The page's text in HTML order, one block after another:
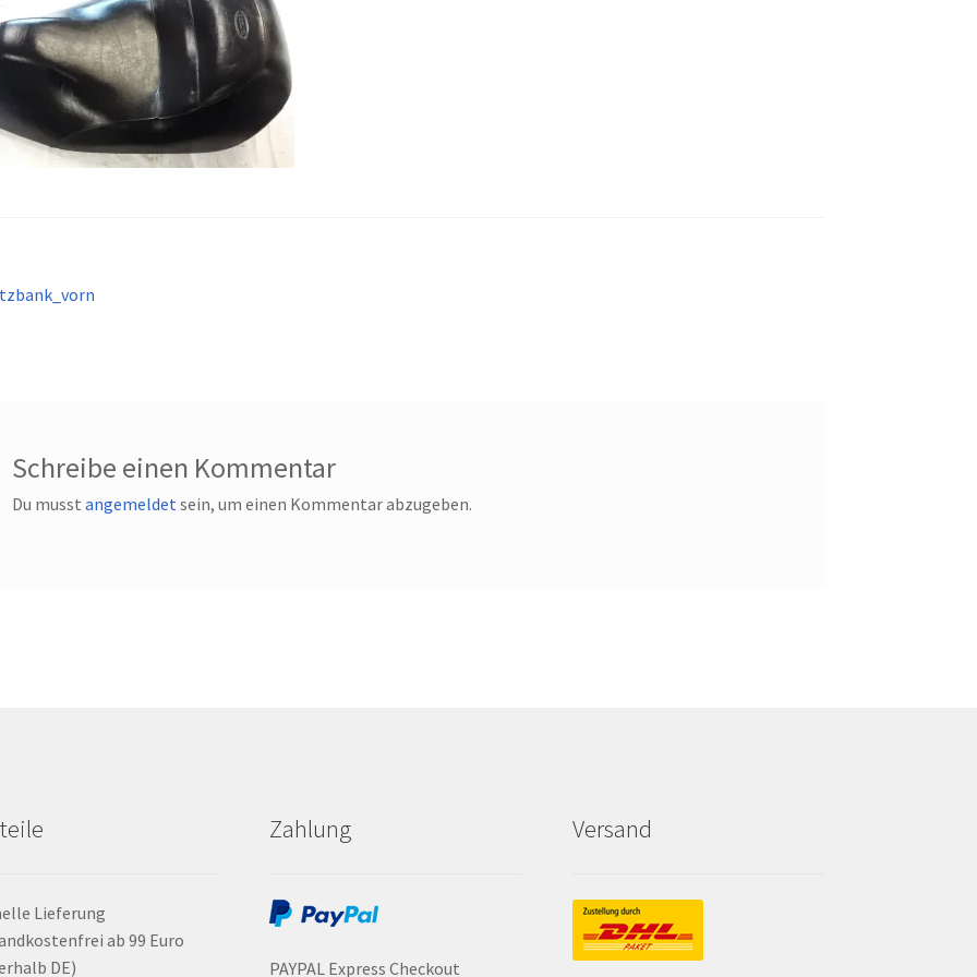
Schreibe einen Kommentar
Du musstangemeldet sein, um einen Kommentar abzugeben.
Lieferung
ab 99 Euro
DE)
Zahlung
PAYPAL Express Checkout
Versand